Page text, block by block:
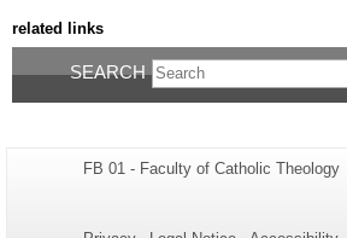
related links
SEARCH
Additional
Page-
FB 01 - Faculty of Catholic Theology